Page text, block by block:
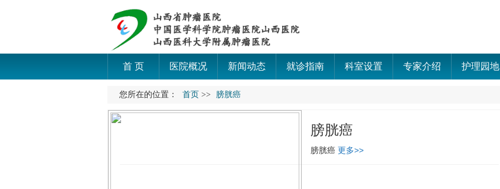
首 页 医院概况 新闻动态 就诊指南 科室设置 专家介绍 护理园地
您所在的位置： 首页 >> 膀胱癌
膀胱癌
膀胱癌 更多>>